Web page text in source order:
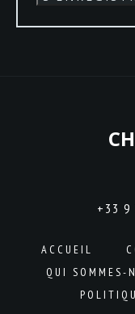
+33 9
ACCUEIL
QUI SOMMES-